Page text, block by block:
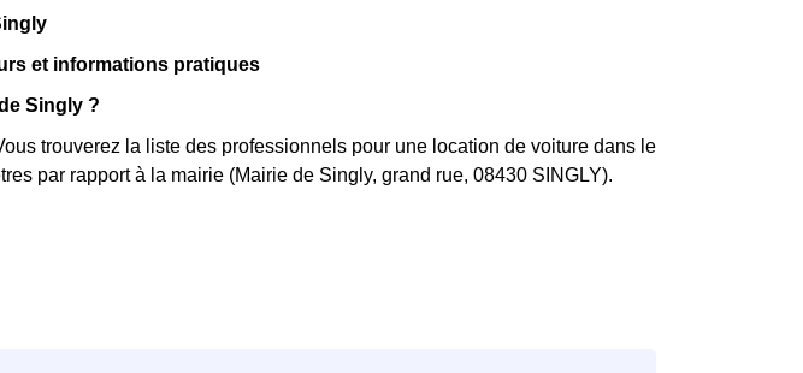
et informations pratiques
Singly ?
trouverez la liste des professionnels pour une location de voiture dans le
par rapport à la mairie (Mairie de Singly, grand rue, 08430 SINGLY).